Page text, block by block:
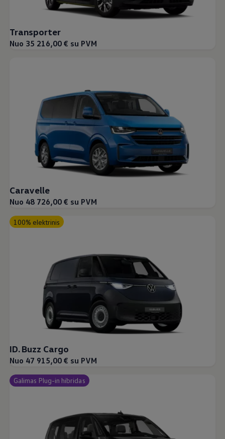
Transporter
Nuo 35 216,00 € su PVM
Caravelle
Nuo 48 726,00 € su PVM
100% elektrinis
ID. Buzz Cargo
Nuo 47 915,00 € su PVM
Galimas Plug-in hibridas